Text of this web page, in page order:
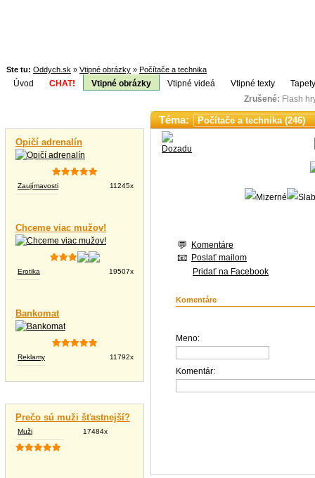
Ste tu: Oddych.sk » Vtipné obrázky » Počítače a technika
Úvod CHAT! Vtipné obrázky Vtipné videá Vtipné texty
Zrušené: Flash
Opičí adrenalín
Zaujímavosti 11245x
Chceme viac mužov!
Erotika 19507x
Bankomat
Reklamy 11792x
Prečo sú muži šťastnejší?
Muži 17484x
Téma:
Komentáre
Poslať mailom
Pridať na Facebook
Komentáre
Meno:
Komentár: